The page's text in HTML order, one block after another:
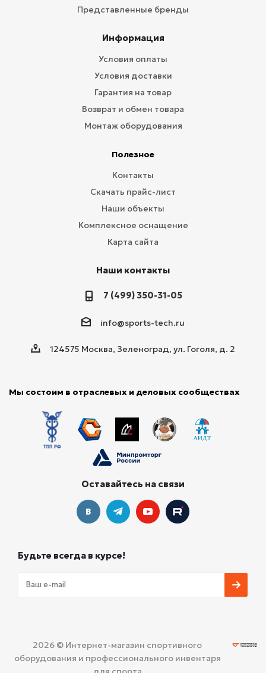
Представленные бренды
Информация
Условия оплаты
Условия доставки
Гарантия на товар
Возврат и обмен товара
Монтаж оборудования
Полезное
Контакты
Скачать прайс-лист
Наши объекты
Комплексное оснащение
Карта сайта
Наши контакты
7 (499) 350-31-05
info@sports-tech.ru
124575 Москва, Зеленоград, ул. Гоголя, д. 2
Мы состоим в отраслевых и деловых сообществах
Оставайтесь на связи
Будьте всегда в курсе!
2026 © Интернет-магазин спортивного
оборудования и профессионального инвентаря